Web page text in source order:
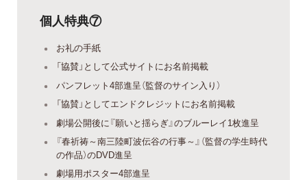
個人特典⑦
お礼の手紙
「協賛」として公式サイトにお名前掲載
パンフレット4部進呈（監督のサイン入り）
「協賛」としてエンドクレジットにお名前掲載
劇場公開後に『願いと揺らぎ』のブルーレイ1枚進呈
『春祈祷～南三陸町波伝谷の行事～』（監督の学生時代
の作品）のDVD進呈
劇場用ポスター4部進呈